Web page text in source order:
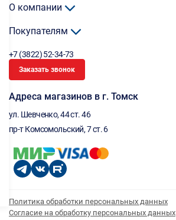
О компании
Покупателям
+7 (3822) 52-34-73
Заказать звонок
Адреса магазинов в г. Томск
ул. Шевченко, 44 ст. 46
пр-т Комсомольский, 7 ст. 6
Политика обработки персональных данных
Согласие на обработку персональных данных